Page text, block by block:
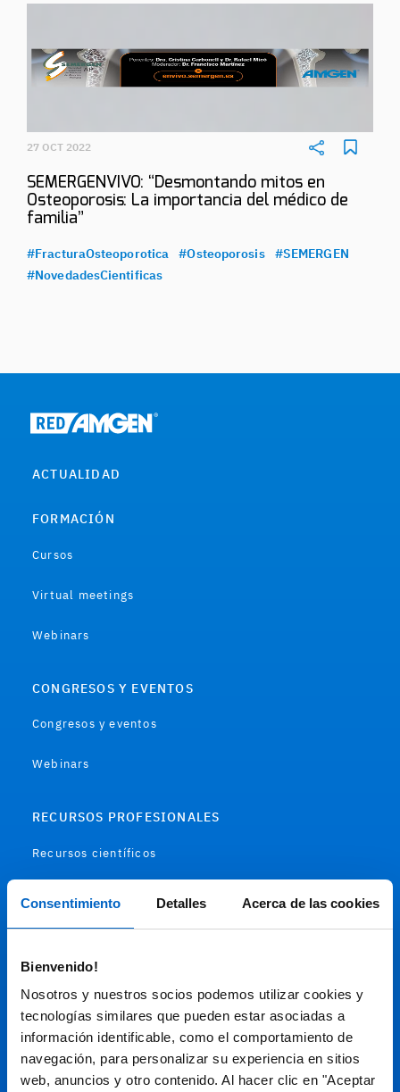
Consentimiento Detalles Acerca de las cookies
Bienvenido!
Nosotros y nuestros socios podemos utilizar cookies y
tecnologías similares que pueden estar asociadas a
información identificable, como el comportamiento de
navegación, para personalizar su experiencia en sitios
web, anuncios y otro contenido. Al hacer clic en "Aceptar
27 OCT 2022
SEMERGENVIVO: “Desmontando mitos en
Osteoporosis: La importancia del médico de
familia”
#FracturaOsteoporotica #Osteoporosis
#SEMERGEN
#NovedadesCientificas
ACTUALIDAD
FORMACIÓN
Cursos
Virtual meetings
Webinars
CONGRESOS Y EVENTOS
Congresos y eventos
Webinars
RECURSOS PROFESIONALES
Recursos científicos
Audiovisual
Espacio de Información Médica
Este sitio web está orientado a profesionales sanitarios de
España.